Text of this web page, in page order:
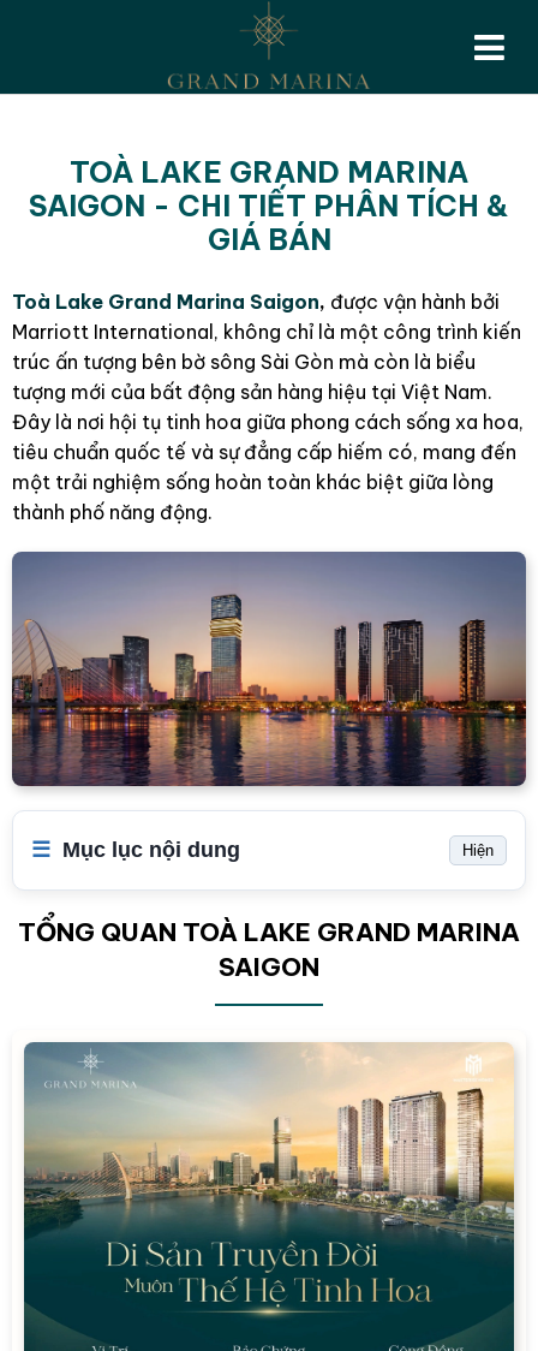
TOÀ LAKE GRAND MARINA
SAIGON - CHI TIẾT PHÂN TÍCH &
GIÁ BÁN
Toà Lake Grand Marina Saigon, được vận hành bởi
Marriott International, không chỉ là một công trình kiến
trúc ấn tượng bên bờ sông Sài Gòn mà còn là biểu
tượng mới của bất động sản hàng hiệu tại Việt Nam.
Đây là nơi hội tụ tinh hoa giữa phong cách sống xa hoa,
tiêu chuẩn quốc tế và sự đẳng cấp hiếm có, mang đến
một trải nghiệm sống hoàn toàn khác biệt giữa lòng
thành phố năng động.
Mục lục nội dung Hiện
TỔNG QUAN TOÀ LAKE GRAND MARINA
SAIGON